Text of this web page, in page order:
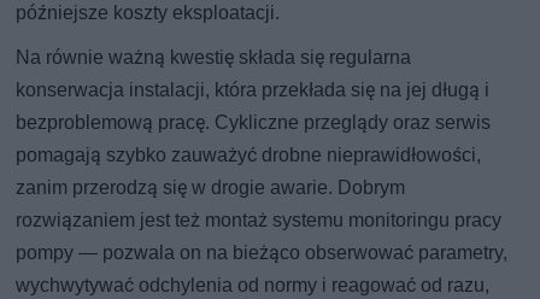
późniejsze koszty eksploatacji.
Na równie ważną kwestię składa się regularna
konserwacja instalacji, która przekłada się na jej długą i
bezproblemową pracę. Cykliczne przeglądy oraz serwis
pomagają szybko zauważyć drobne nieprawidłowości,
zanim przerodzą się w drogie awarie. Dobrym
rozwiązaniem jest też montaż systemu monitoringu pracy
pompy — pozwala on na bieżąco obserwować parametry,
wychwytywać odchylenia od normy i reagować od razu,